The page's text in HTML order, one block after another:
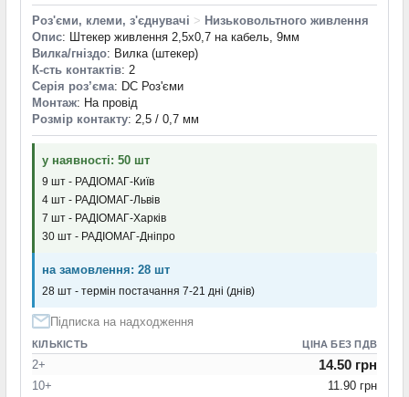
Роз'єми, клеми, з'єднувачі > Низьковольтного живлення
Опис: Штекер живлення 2,5x0,7 на кабель, 9мм
Вилка/гніздо: Вилка (штекер)
К-сть контактів: 2
Серія роз’єма: DC Роз'єми
Монтаж: На провід
Розмір контакту: 2,5 / 0,7 мм
у наявності: 50 шт
9 шт - РАДІОМАГ-Київ
4 шт - РАДІОМАГ-Львів
7 шт - РАДІОМАГ-Харків
30 шт - РАДІОМАГ-Дніпро
на замовлення: 28 шт
28 шт - термін постачання 7-21 дні (днів)
Підписка на надходження
КІЛЬКІСТЬ ЦІНА БЕЗ ПДВ
2+ 14.50 грн
10+ 11.90 грн